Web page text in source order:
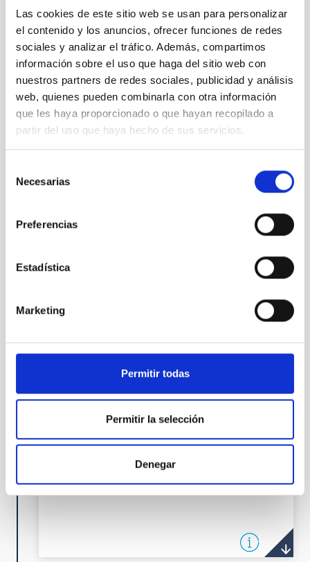
Las cookies de este sitio web se usan para personalizar
el contenido y los anuncios, ofrecer funciones de redes
sociales y analizar el tráfico. Además, compartimos
información sobre el uso que haga del sitio web con
nuestros partners de redes sociales, publicidad y análisis
web, quienes pueden combinarla con otra información
que les haya proporcionado o que hayan recopilado a
partir del uso que haya hecho de sus servicios.
Necesarias
Preferencias
Estadística
Marketing
Permitir todas
Permitir la selección
Denegar
PabloRodríguez Gil
INSTRUMENTATION DIVISION
ADMINISTRATION UNIT
JesúsBurgos Martín
OBSERVATORIES IN THE CANARY
ISLANDS